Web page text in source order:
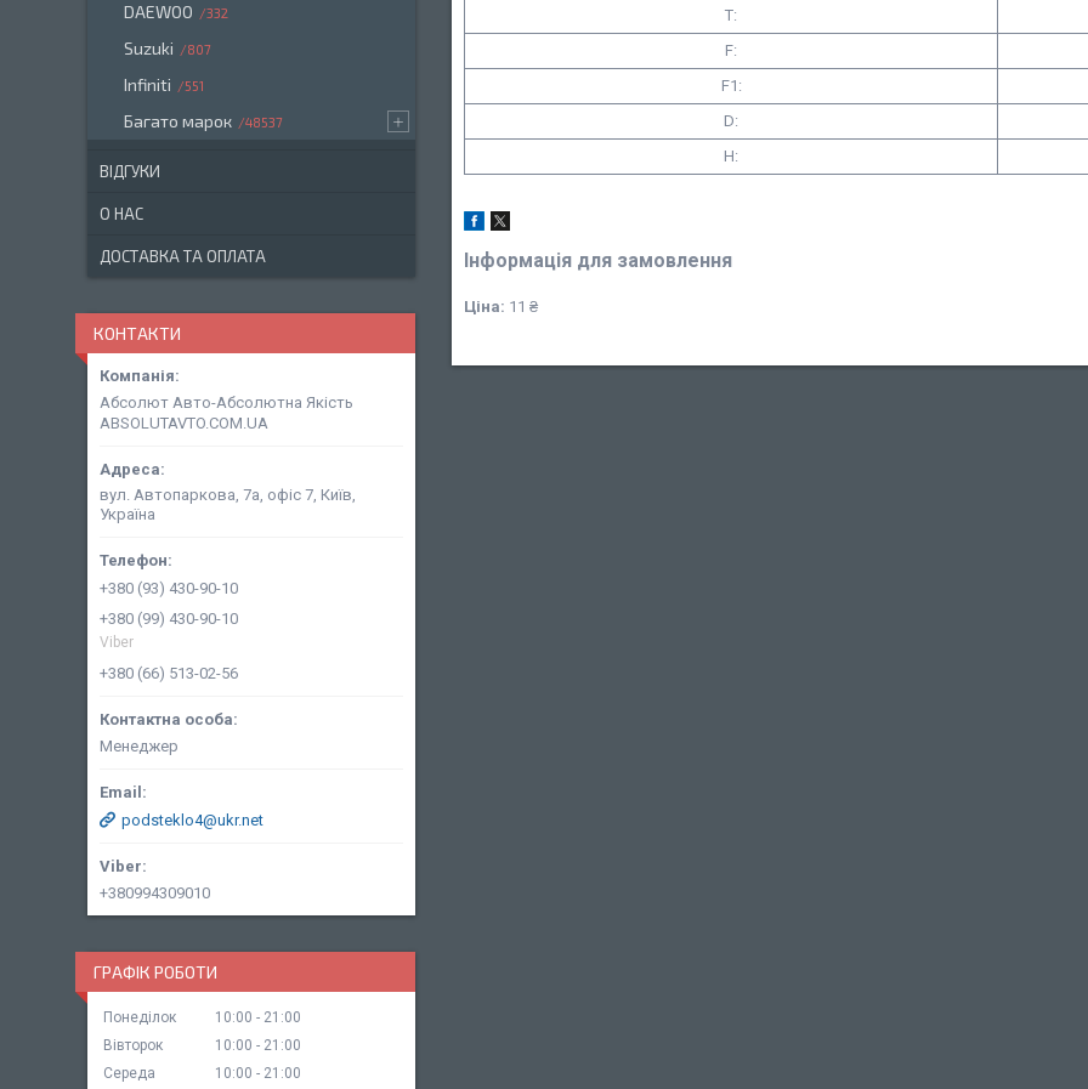
T:
F:
F1:
D:
H:
Інформація для замовлення
Ціна: 11 ₴
DAEWOO 332
Suzuki 807
Infiniti 551
Багато марок 48537
ВІДГУКИ
О НАС
ДОСТАВКА ТА ОПЛАТА
КОНТАКТИ
Абсолют Авто-Абсолютна Якість
ABSOLUTAVTO.COM.UA
вул. Автопаркова, 7а, офіс 7, Київ,
Україна
+380 (93) 430-90-10
+380 (99) 430-90-10
Viber
+380 (66) 513-02-56
Менеджер
podsteklo4@ukr.net
+380994309010
ГРАФІК РОБОТИ
Понеділок 10:00
21:00
Вівторок
10:00
21:00
Середа
10:00 21:00